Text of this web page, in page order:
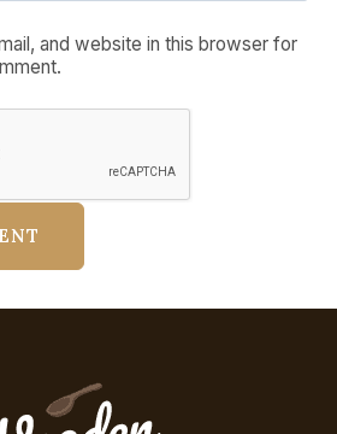
and website in this browser for